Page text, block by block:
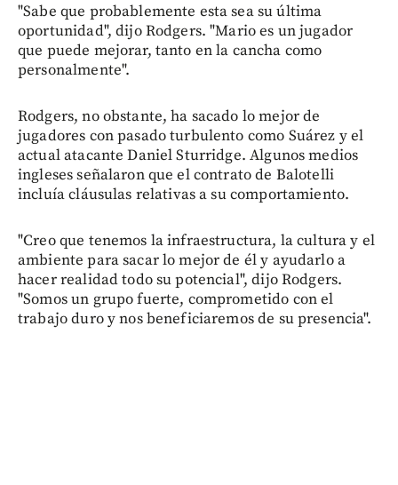
"Sabe que probablemente esta sea su última
oportunidad", dijo Rodgers. "Mario es un jugador
que puede mejorar, tanto en la cancha como
personalmente".
Rodgers, no obstante, ha sacado lo mejor de
jugadores con pasado turbulento como Suárez y el
actual atacante Daniel Sturridge. Algunos medios
ingleses señalaron que el contrato de Balotelli
incluía cláusulas relativas a su comportamiento.
"Creo que tenemos la infraestructura, la cultura y el
ambiente para sacar lo mejor de él y ayudarlo a
hacer realidad todo su potencial", dijo Rodgers.
"Somos un grupo fuerte, comprometido con el
trabajo duro y nos beneficiaremos de su presencia".